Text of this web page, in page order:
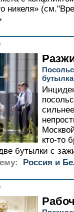
никеля»
кто-то
бутылки с
Россия и